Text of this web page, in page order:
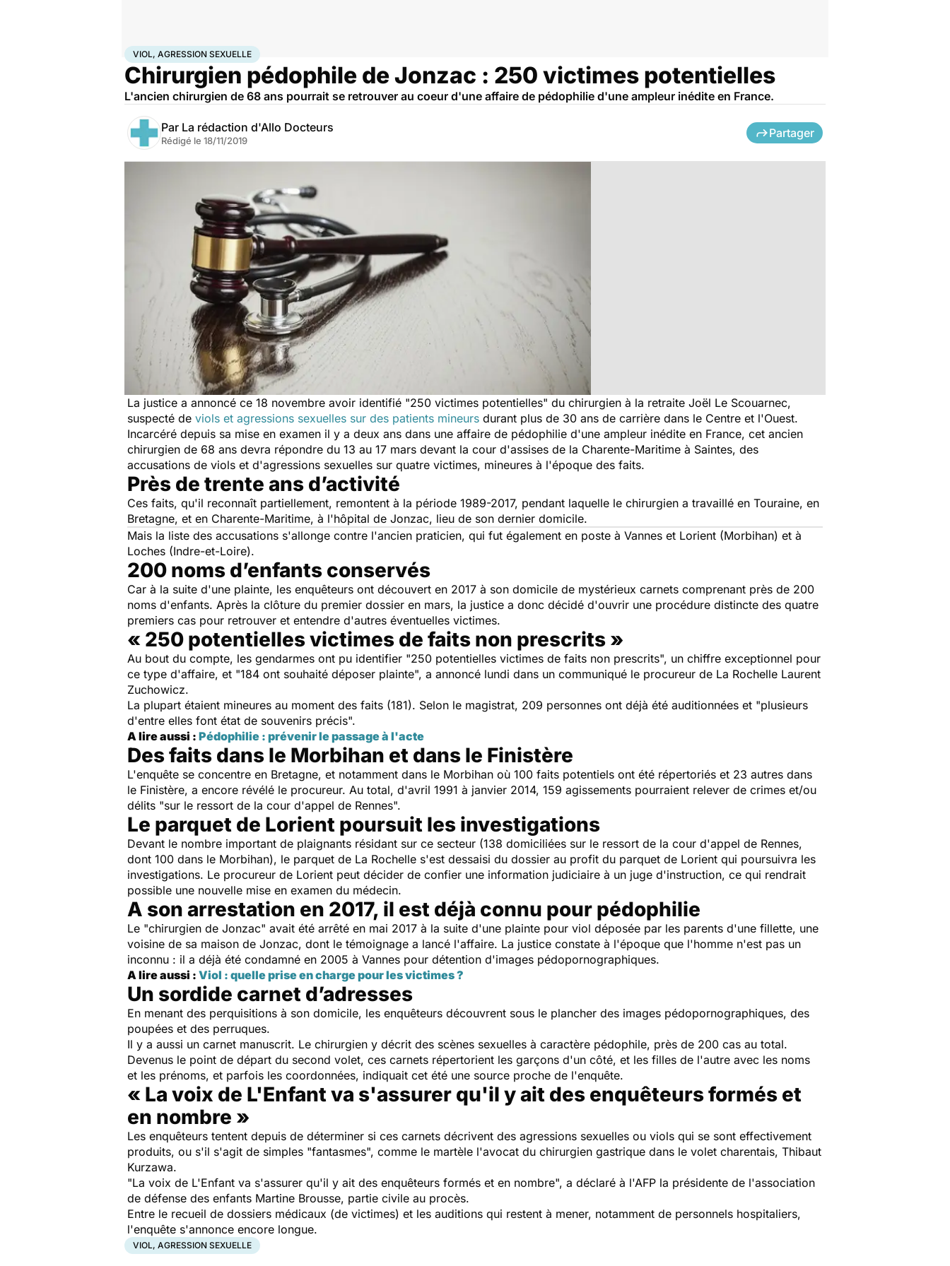
Accueil SantéSociété JusticeViol, agression sexuelle
VIOL, AGRESSION SEXUELLE
Chirurgien pédophile de Jonzac : 250 victimes potentielles
L'ancien chirurgien de 68 ans pourrait se retrouver au coeur d'une affaire de pédophilie d'une ampleur inédite en France.
Par La rédaction d'Allo Docteurs
Rédigé le 18/11/2019
Partager
La justice a annoncé ce 18 novembre avoir identifié "250 victimes potentielles" du chirurgien à la retraite Joël Le Scouarnec,
suspecté de viols et agressions sexuelles sur des patients mineurs durant plus de 30 ans de carrière dans le Centre et l'Ouest.
Incarcéré depuis sa mise en examen il y a deux ans dans une affaire de pédophilie d'une ampleur inédite en France, cet ancien
chirurgien de 68 ans devra répondre du 13 au 17 mars devant la cour d'assises de la Charente-Maritime à Saintes, des
accusations de viols et d'agressions sexuelles sur quatre victimes, mineures à l'époque des faits.
Près de trente ans d’activité
Ces faits, qu'il reconnaît partiellement, remontent à la période 1989-2017, pendant laquelle le chirurgien a travaillé en Touraine, en
Bretagne, et en Charente-Maritime, à l'hôpital de Jonzac, lieu de son dernier domicile.
Mais la liste des accusations s'allonge contre l'ancien praticien, qui fut également en poste à Vannes et Lorient (Morbihan) et à
Loches (Indre-et-Loire).
200 noms d’enfants conservés
Car à la suite d'une plainte, les enquêteurs ont découvert en 2017 à son domicile de mystérieux carnets comprenant près de 200
noms d'enfants. Après la clôture du premier dossier en mars, la justice a donc décidé d'ouvrir une procédure distincte des quatre
premiers cas pour retrouver et entendre d'autres éventuelles victimes.
« 250 potentielles victimes de faits non prescrits »
Au bout du compte, les gendarmes ont pu identifier "250 potentielles victimes de faits non prescrits", un chiffre exceptionnel pour
ce type d'affaire, et "184 ont souhaité déposer plainte", a annoncé lundi dans un communiqué le procureur de La Rochelle Laurent
Zuchowicz.
La plupart étaient mineures au moment des faits (181). Selon le magistrat, 209 personnes ont déjà été auditionnées et "plusieurs
d'entre elles font état de souvenirs précis".
A lire aussi : Pédophilie : prévenir le passage à l'acte
Des faits dans le Morbihan et dans le Finistère
L'enquête se concentre en Bretagne, et notamment dans le Morbihan où 100 faits potentiels ont été répertoriés et 23 autres dans
le Finistère, a encore révélé le procureur. Au total, d'avril 1991 à janvier 2014, 159 agissements pourraient relever de crimes et/ou
délits "sur le ressort de la cour d'appel de Rennes".
Le parquet de Lorient poursuit les investigations
Devant le nombre important de plaignants résidant sur ce secteur (138 domiciliées sur le ressort de la cour d'appel de Rennes,
dont 100 dans le Morbihan), le parquet de La Rochelle s'est dessaisi du dossier au profit du parquet de Lorient qui poursuivra les
investigations. Le procureur de Lorient peut décider de confier une information judiciaire à un juge d'instruction, ce qui rendrait
possible une nouvelle mise en examen du médecin.
A son arrestation en 2017, il est déjà connu pour pédophilie
Le "chirurgien de Jonzac" avait été arrêté en mai 2017 à la suite d'une plainte pour viol déposée par les parents d'une fillette, une
voisine de sa maison de Jonzac, dont le témoignage a lancé l'affaire. La justice constate à l'époque que l'homme n'est pas un
inconnu : il a déjà été condamné en 2005 à Vannes pour détention d'images pédopornographiques.
A lire aussi : Viol : quelle prise en charge pour les victimes ?
Un sordide carnet d’adresses
En menant des perquisitions à son domicile, les enquêteurs découvrent sous le plancher des images pédopornographiques, des
poupées et des perruques.
Il y a aussi un carnet manuscrit. Le chirurgien y décrit des scènes sexuelles à caractère pédophile, près de 200 cas au total.
Devenus le point de départ du second volet, ces carnets répertorient les garçons d'un côté, et les filles de l'autre avec les noms
et les prénoms, et parfois les coordonnées, indiquait cet été une source proche de l'enquête.
« La voix de L'Enfant va s'assurer qu'il y ait des enquêteurs formés et
en nombre »
Les enquêteurs tentent depuis de déterminer si ces carnets décrivent des agressions sexuelles ou viols qui se sont effectivement
produits, ou s'il s'agit de simples "fantasmes", comme le martèle l'avocat du chirurgien gastrique dans le volet charentais, Thibaut
Kurzawa.
"La voix de L'Enfant va s'assurer qu'il y ait des enquêteurs formés et en nombre", a déclaré à l'AFP la présidente de l'association
de défense des enfants Martine Brousse, partie civile au procès.
Entre le recueil de dossiers médicaux (de victimes) et les auditions qui restent à mener, notamment de personnels hospitaliers,
l'enquête s'annonce encore longue.
VIOL, AGRESSION SEXUELLE